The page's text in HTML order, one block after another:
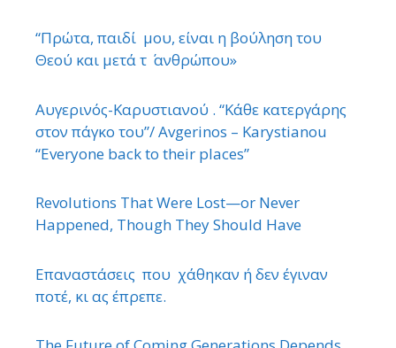
“Πρώτα, παιδί μου, είναι η βούληση του
Θεού και μετά τ ΄ ανθρώπου»
Αυγερινός-Καρυστιανού . “Κάθε κατεργάρης
στον πάγκο του”/ Avgerinos – Karystianou
“Εveryone back to their places”
Revolutions That Were Lost—or Never
Happened, Though They Should Have
Επαναστάσεις που χάθηκαν ή δεν έγιναν
ποτέ, κι ας έπρεπε.